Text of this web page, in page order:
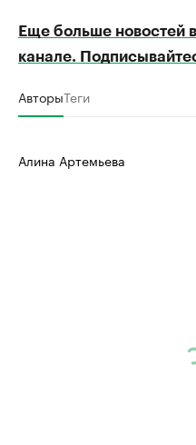
Еще больше новостей
канале.
АвторыТеги
Алина Артемьева